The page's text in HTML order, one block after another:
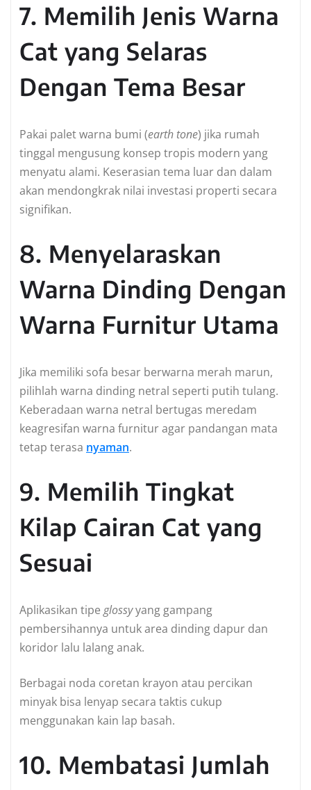
7. Memilih Jenis Warna
Cat yang Selaras
Dengan Tema Besar
Pakai palet warna bumi (earth tone) jika rumah
tinggal mengusung konsep tropis modern yang
menyatu alami. Keserasian tema luar dan dalam
akan mendongkrak nilai investasi properti secara
signifikan.
8. Menyelaraskan
Warna Dinding Dengan
Warna Furnitur Utama
Jika memiliki sofa besar berwarna merah marun,
pilihlah warna dinding netral seperti putih tulang.
Keberadaan warna netral bertugas meredam
keagresifan warna furnitur agar pandangan mata
tetap terasa nyaman.
9. Memilih Tingkat
Kilap Cairan Cat yang
Sesuai
Aplikasikan tipe glossyyang gampang
pembersihannya untuk area dinding dapur dan
koridor lalu lalang anak.
Berbagai noda coretan krayon atau percikan
minyak bisa lenyap secara taktis cukup
menggunakan kain lap basah.
10. Membatasi Jumlah